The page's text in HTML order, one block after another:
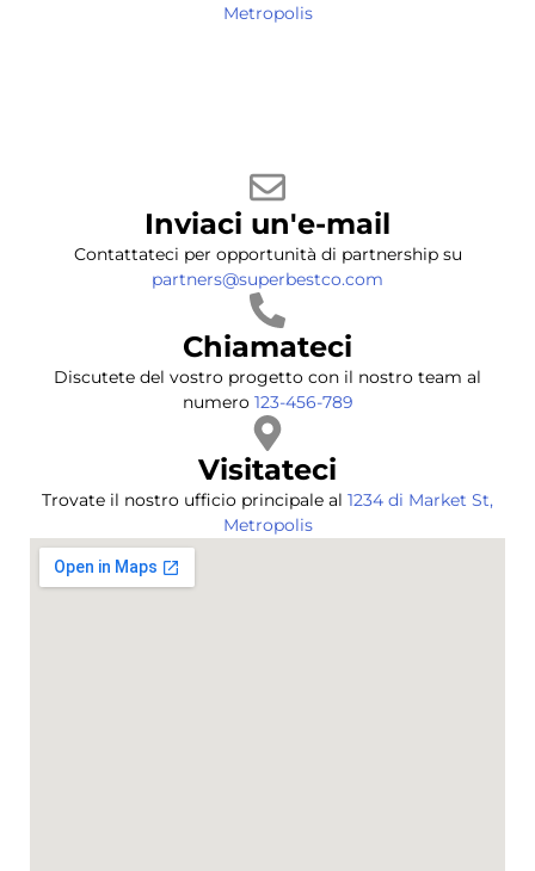
Metropolis
Inviaci un'e-mail
Contattateci per opportunità di partnership su
partners@superbestco.com
Chiamateci
Discutete del vostro progetto con il nostro team al
numero 123-456-789
Visitateci
Trovate il nostro ufficio principale al 1234 di Market St,
Metropolis